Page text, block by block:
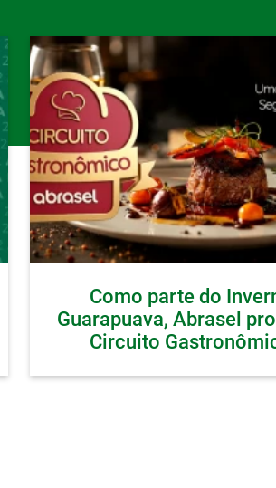
Como parte do
Guarapuava, Abrasel
Circuito